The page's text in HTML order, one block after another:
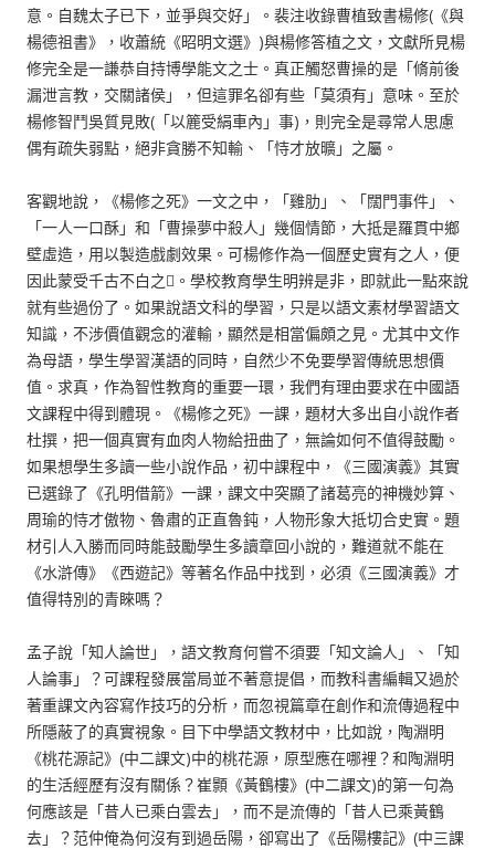
意。自魏太子已下，並爭與交好」。裴注收錄曹植致書楊修(《與
楊德祖書》，收蕭統《昭明文選》)與楊修答植之文，文獻所見楊
修完全是一謙恭自持博學能文之士。真正觸怒曹操的是「脩前後
漏泄言教，交關諸侯」，但這罪名卻有些「莫須有」意味。至於
楊修智鬥吳質見敗(「以簏受絹車內」事)，則完全是尋常人思慮
偶有疏失弱點，絕非貪勝不知輸、「恃才放曠」之屬。
客觀地說，《楊修之死》一文之中，「雞肋」、「闊門事件」、
「一人一口酥」和「曹操夢中殺人」幾個情節，大抵是羅貫中鄉
壁虛造，用以製造戲劇效果。可楊修作為一個歷史實有之人，便
因此蒙受千古不白之。學校教育學生明辨是非，即就此一點來說
就有些過份了。如果說語文科的學習，只是以語文素材學習語文
知識，不涉價值觀念的灌輸，顯然是相當偏頗之見。尤其中文作
為母語，學生學習漢語的同時，自然少不免要學習傳統思想價
值。求真，作為智性教育的重要一環，我們有理由要求在中國語
文課程中得到體現。《楊修之死》一課，題材大多出自小說作者
杜撰，把一個真實有血肉人物給扭曲了，無論如何不值得鼓勵。
如果想學生多讀一些小說作品，初中課程中，《三國演義》其實
已選錄了《孔明借箭》一課，課文中突顯了諸葛亮的神機妙算、
周瑜的恃才傲物、魯肅的正直魯鈍，人物形象大抵切合史實。題
材引人入勝而同時能鼓勵學生多讀章回小說的，難道就不能在
《水滸傳》《西遊記》等著名作品中找到，必須《三國演義》才
值得特別的青睞嗎？
孟子說「知人論世」，語文教育何嘗不須要「知文論人」、「知
人論事」？可課程發展當局並不著意提倡，而教科書編輯又過於
著重課文內容寫作技巧的分析，而忽視篇章在創作和流傳過程中
所隱蔽了的真實視象。目下中學語文教材中，比如說，陶淵明
《桃花源記》(中二課文)中的桃花源，原型應在哪裡？和陶淵明
的生活經歷有沒有關係？崔顥《黃鶴樓》(中二課文)的第一句為
何應該是「昔人已乘白雲去」，而不是流傳的「昔人已乘黃鶴
去」？范仲俺為何沒有到過岳陽，卻寫出了《岳陽樓記》(中三課